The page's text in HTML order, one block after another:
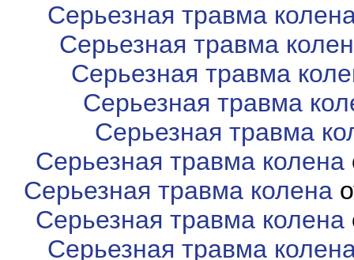
Серьезная травма
Серьезная травма
Серьезная травма
Серьезная травма
Серьезная травма
Серьезная травма колена
Серьезная травма колена
Серьезная травма колена
Серьезная травма